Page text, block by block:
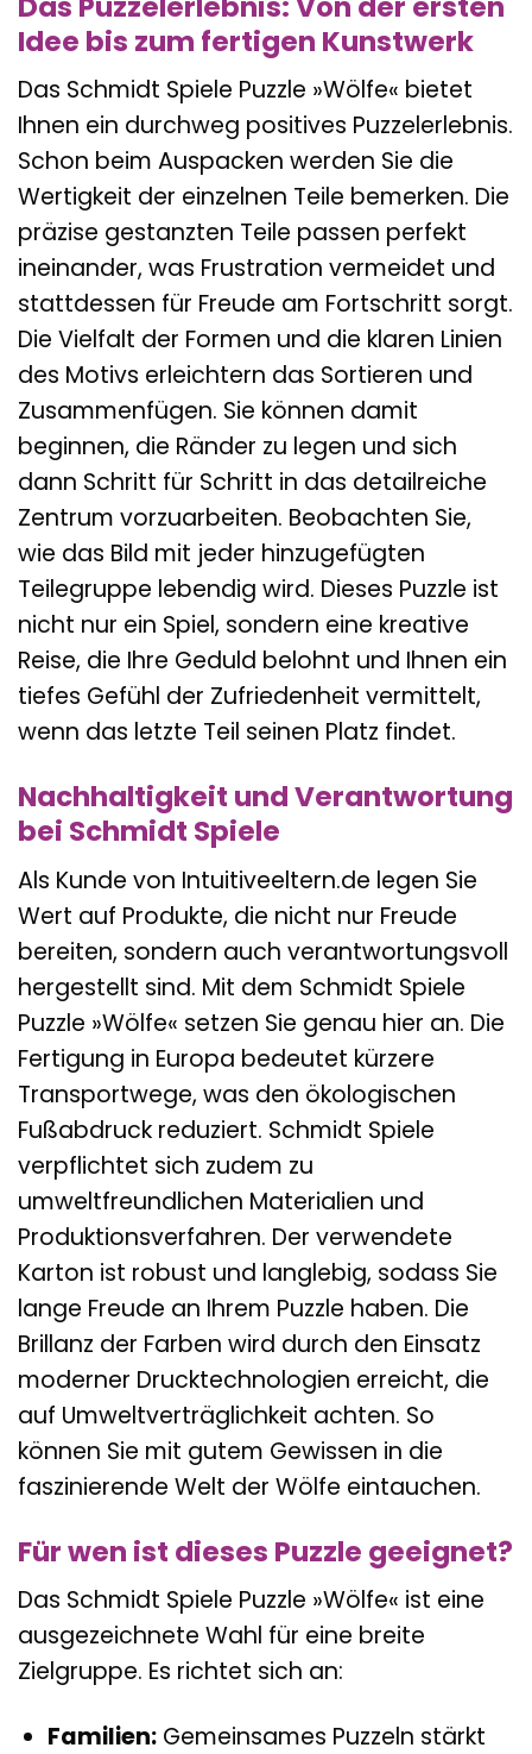
Idee bis zum fertigen Kunstwerk
Das Schmidt Spiele Puzzle »Wölfe« bietet
Ihnen ein durchweg positives Puzzelerlebnis.
Schon beim Auspacken werden Sie die
Wertigkeit der einzelnen Teile bemerken. Die
präzise gestanzten Teile passen perfekt
ineinander, was Frustration vermeidet und
stattdessen für Freude am Fortschritt sorgt.
Die Vielfalt der Formen und die klaren Linien
des Motivs erleichtern das Sortieren und
Zusammenfügen. Sie können damit
beginnen, die Ränder zu legen und sich
dann Schritt für Schritt in das detailreiche
Zentrum vorzuarbeiten. Beobachten Sie,
wie das Bild mit jeder hinzugefügten
Teilegruppe lebendig wird. Dieses Puzzle ist
nicht nur ein Spiel, sondern eine kreative
Reise, die Ihre Geduld belohnt und Ihnen ein
tiefes Gefühl der Zufriedenheit vermittelt,
wenn das letzte Teil seinen Platz findet.
Nachhaltigkeit und Verantwortung
bei Schmidt Spiele
Als Kunde von Intuitiveeltern.de legen Sie
Wert auf Produkte, die nicht nur Freude
bereiten, sondern auch verantwortungsvoll
hergestellt sind. Mit dem Schmidt Spiele
Puzzle »Wölfe« setzen Sie genau hier an. Die
Fertigung in Europa bedeutet kürzere
Transportwege, was den ökologischen
Fußabdruck reduziert. Schmidt Spiele
verpflichtet sich zudem zu
umweltfreundlichen Materialien und
Produktionsverfahren. Der verwendete
Karton ist robust und langlebig, sodass Sie
lange Freude an Ihrem Puzzle haben. Die
Brillanz der Farben wird durch den Einsatz
moderner Drucktechnologien erreicht, die
auf Umweltverträglichkeit achten. So
können Sie mit gutem Gewissen in die
faszinierende Welt der Wölfe eintauchen.
Für wen ist dieses Puzzle geeignet?
Das Schmidt Spiele Puzzle »Wölfe« ist eine
ausgezeichnete Wahl für eine breite
Zielgruppe. Es richtet sich an:
Familien:Gemeinsames Puzzeln stärkt